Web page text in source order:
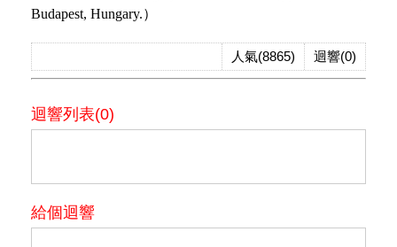
Budapest, Hungary.）
迴響(0)
人氣(8865)
迴響列表(0)
給個迴響